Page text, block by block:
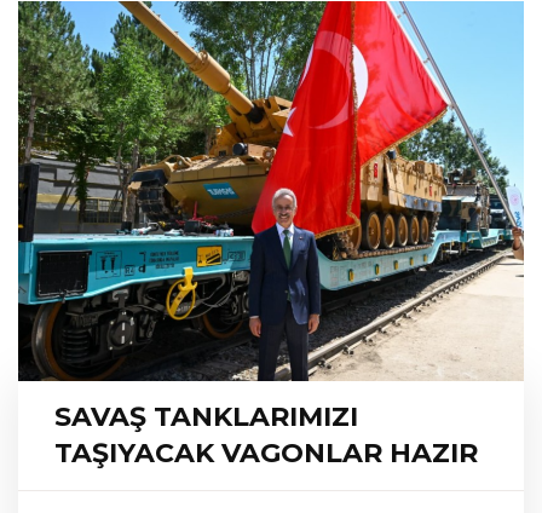
SAVAŞ TANKLARIMIZI
TAŞIYACAK VAGONLAR HAZIR